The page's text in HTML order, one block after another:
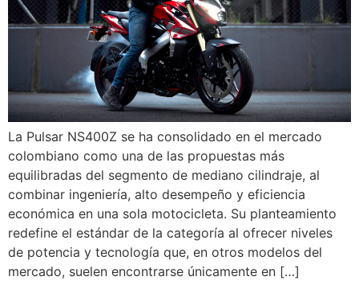
La Pulsar NS400Z se ha consolidado en el mercado
colombiano como una de las propuestas más
equilibradas del segmento de mediano cilindraje, al
combinar ingeniería, alto desempeño y eficiencia
económica en una sola motocicleta. Su planteamiento
redefine el estándar de la categoría al ofrecer niveles
de potencia y tecnología que, en otros modelos del
mercado, suelen encontrarse únicamente en […]